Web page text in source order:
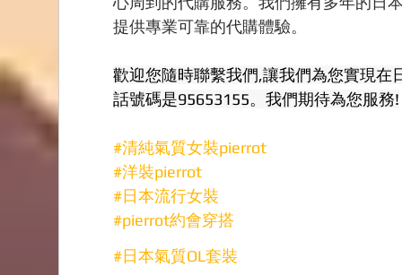
提供專業可靠的代購體驗。
歡迎您隨時聯繫我們,讓我們為您實現
話號碼是95653155。我們期待為您服務!
#清純氣質女裝pierrot
#洋裝pierrot
#日本流行女裝
#pierrot約會穿搭
#日本氣質OL套裝